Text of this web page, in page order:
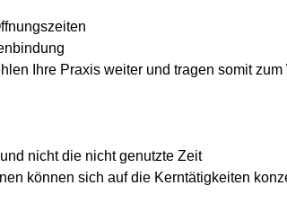
Ihre Praxis weiter und tragen somit zum
nicht die nicht genutzte Zeit
können sich auf die Kerntätigkeiten